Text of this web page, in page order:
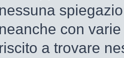
nessuna
neanche con
riscito a trovare